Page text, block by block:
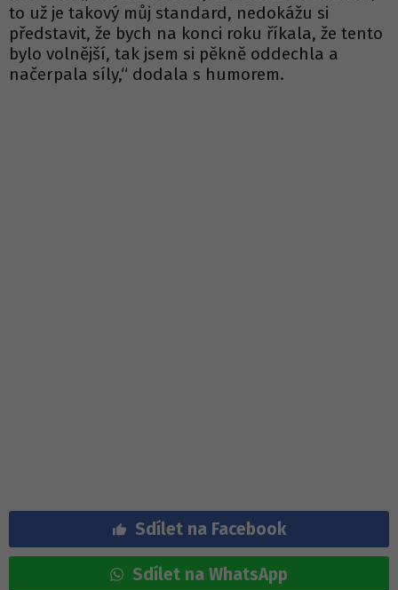
to už je takový můj standard, nedokážu si
představit, že bych na konci roku říkala, že tento
bylo volnější, tak jsem si pěkně oddechla a
načerpala síly,“ dodala s humorem.
Sdílet na Facebook
Sdílet na WhatsApp